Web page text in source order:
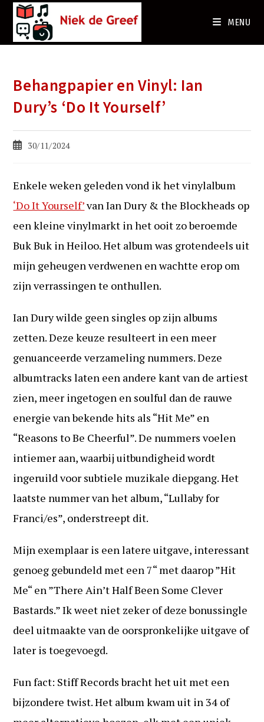
MENU
Behangpapier en Vinyl: Ian
Dury’s ‘Do It Yourself’
Bericht30/11/2024
Enkele weken geleden vond ik het vinylalbum
‘Do It Yourself’van Ian Dury & the Blockheads op
een kleine vinylmarkt in het ooit zo beroemde
Buk Buk in Heiloo. Het album was grotendeels uit
mijn geheugen verdwenen en wachtte erop om
zijn verrassingen te onthullen.
Ian Dury wilde geen singles op zijn albums
zetten. Deze keuze resulteert in een meer
genuanceerde verzameling nummers. Deze
albumtracks laten een andere kant van de artiest
zien, meer ingetogen en soulful dan de rauwe
energie van bekende hits als “Hit Me” en
“Reasons to Be Cheerful”. De nummers voelen
intiemer aan, waarbij uitbundigheid wordt
ingeruild voor subtiele muzikale diepgang. Het
laatste nummer van het album, “Lullaby for
Franci/es”, onderstreept dit.
Mijn exemplaar is een latere uitgave, interessant
genoeg gebundeld met een 7“ met daarop ”Hit
Me“ en ”There Ain’t Half Been Some Clever
Bastards.” Ik weet niet zeker of deze bonussingle
deel uitmaakte van de oorspronkelijke uitgave of
later is toegevoegd.
Fun fact: Stiff Records bracht het uit met een
bijzondere twist. Het album kwam uit in 34 of